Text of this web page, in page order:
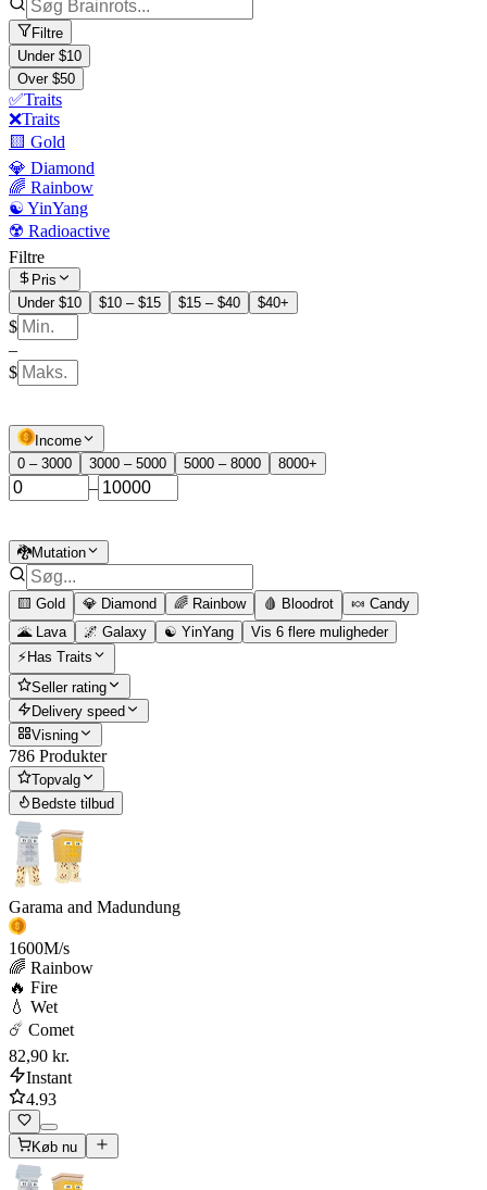
Filtre
Under $10
Over $50
✅Traits
❌Traits
🟨 Gold
💎 Diamond
🌈 Rainbow
☯️ YinYang
☢️ Radioactive
Filtre
Pris
Under $10
$10 – $15 $15 – $40 $40+
$
–
$
Income
0 – 3000
3000 – 5000 5000 – 8000 8000+
–
🐉Mutation
🟨 Gold 💎 Diamond 🌈 Rainbow 🩸 Bloodrot
🍬 Candy
🌋 Lava
🌌 Galaxy ☯️ YinYang
Vis 6 flere muligheder
⚡Has Traits
Seller rating
Delivery speed
Visning
786 Produkter
Topvalg
Bedste tilbud
Garama and Madundung
1600M/s
🌈 Rainbow
🔥 Fire
💧 Wet
☄️ Comet
82,90 kr.
Instant
4.93
Køb nu